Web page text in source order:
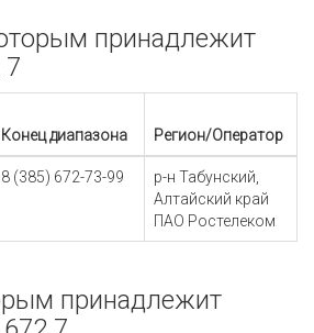
принадлежит
7
Конец диапазона Регион/Оператор
8 (385) 672-73-99
р-н Табунский,
Алтайский край
ПАО Ростелеком
принадлежит